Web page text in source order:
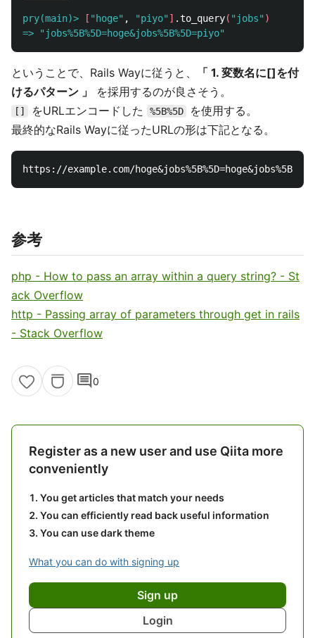
pry(main)> [ "hoge" , "piyo" ] .to_query( "jobs" )
=>
"jobs%5B%5D=hoge&jobs%5B%5D=piyo"
ということで、Rails Wayに従うと、
「 1. 変数名に[]を付
けるパターン 」
を採用するのが良さそう。
[] をURLエンコードした %5B%5D
を使用する。
最終的なRails Wayに従ったURLの形は下記となる。
参考
php - How to pass an array within a query string? - St
ack Overflow
http - Passing array of parameters through get in rails
- Stack Overflow
comment0
Register as a new user and use Qiita more
conveniently
You get articles that match your needs
You can efficiently read back useful information
You can use dark theme
What you can do with signing up
Sign up
Login